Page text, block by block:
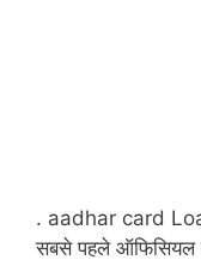
. aadhar card
सबसे पहले ऑफिसियल